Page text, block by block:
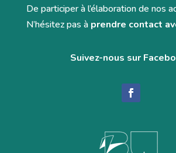
De participer à l’élaboration de nos
N’hésitez pas à prendre contact
Suivez-nous sur